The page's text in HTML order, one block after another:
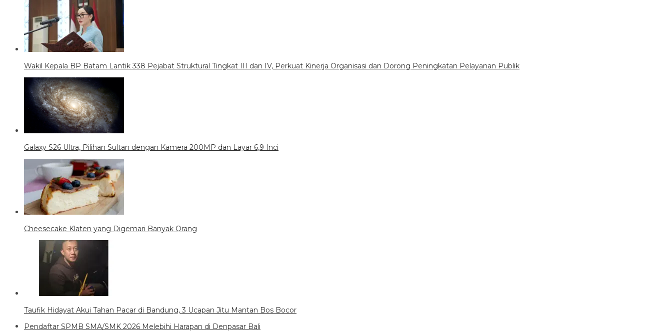
Wakil Kepala BP Batam Lantik 338 Pejabat Struktural Tingkat III dan IV, Perkuat Kinerja Organisasi dan Dorong Peningkatan Pelayanan Publik
Galaxy S26 Ultra, Pilihan Sultan dengan Kamera 200MP dan Layar 6,9 Inci
Cheesecake Klaten yang Digemari Banyak Orang
Taufik Hidayat Akui Tahan Pacar di Bandung, 3 Ucapan Jitu Mantan Bos Bocor
Pendaftar SPMB SMA/SMK 2026 Melebihi Harapan di Denpasar Bali